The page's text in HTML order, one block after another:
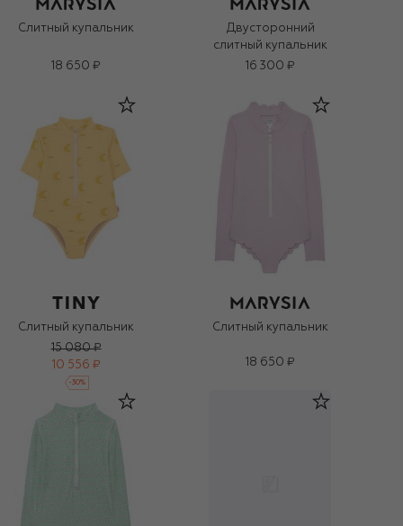
Слитный купальник
18 650 ₽
Двусторонний
слитный купальник
16 300 ₽
Слитный купальник
15 080 ₽
10 556 ₽
-30%
Слитный купальник
18 650 ₽